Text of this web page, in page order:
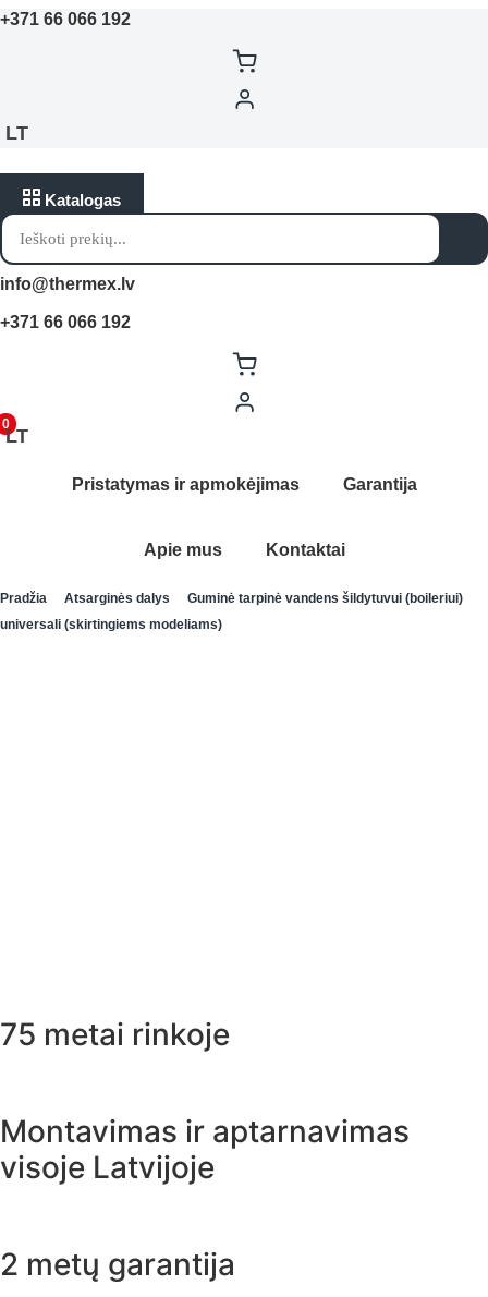
+371 66 066 192
LT
Katalogas
Products
search
info@thermex.lv
+371 66 066 192
0
LT
Pristatymas ir apmokėjimas Garantija
Apie mus Kontaktai
Pradžia Atsarginės dalys
Guminė tarpinė vandens šildytuvui (boileriui)
universali (skirtingiems modeliams)
75 metai rinkoje
Montavimas ir aptarnavimas
visoje Latvijoje
2 metų garantija